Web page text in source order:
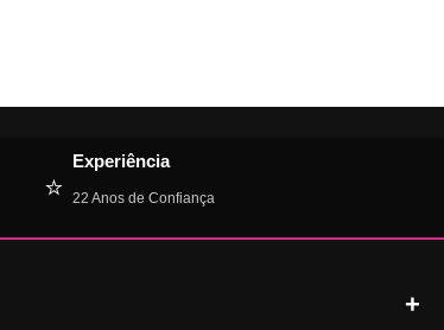
⭐
Experiência
22 Anos de Confiança